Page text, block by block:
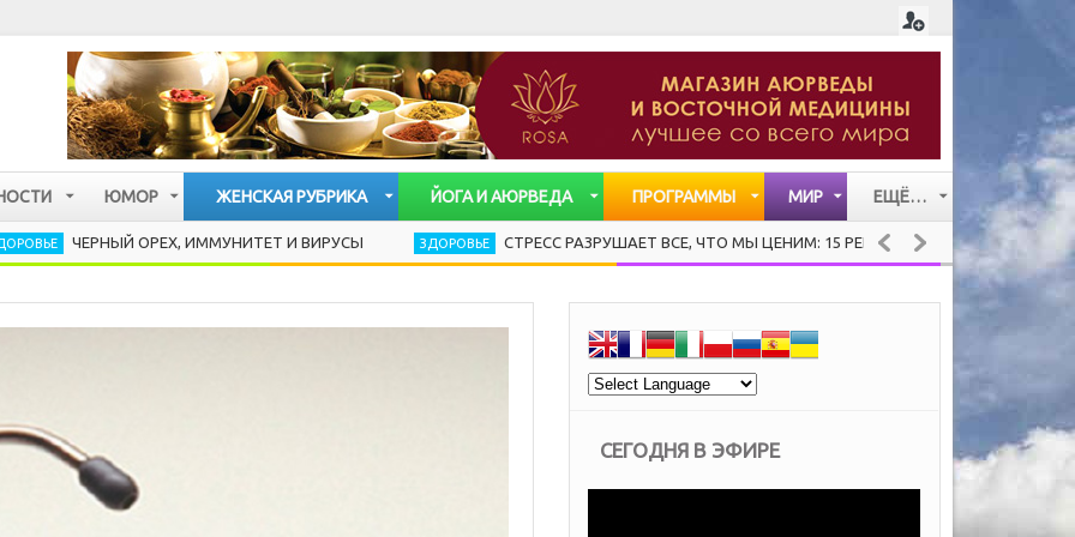
ЮМОР
ЖЕНСКАЯ РУБРИКА
ЙОГА И АЮРВЕДА
ПРОГРАММЫ МИР ЕЩЁ…
СТАТЬИ
ОРЕХ, ИММУНИТЕТ И ВИРУСЫ ЗДОРОВЬЕ СТРЕСС РАЗРУШАЕТ ВСЕ, ЧТО МЫ ЦЕНИМ: 15 РЕКОМЕНДАЦИЙ ХЕНДРИ
СЕГОДНЯ В ЭФИРЕ